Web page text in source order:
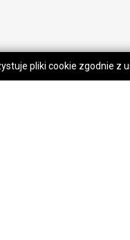
pliki cookie zgodnie